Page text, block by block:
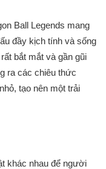
Ball Legends mang
đầy kịch tính và sống
bắt mắt và gần gũi
ra các chiêu thức
tạo nên một trải
khác nhau để người